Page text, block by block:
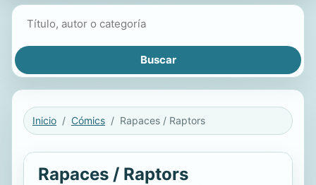
Inicio Cómics Rapaces / Raptors
Rapaces / Raptors